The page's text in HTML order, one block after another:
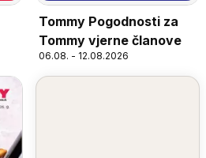
Tommy Pogodnosti za
Tommy vjerne članove
06.08. - 12.08.2026